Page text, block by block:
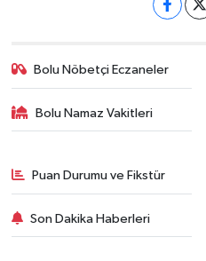
Bolu Nöbetçi Eczaneler
Bolu Namaz Vakitleri
Puan Durumu ve Fikstür
Son Dakika Haberleri